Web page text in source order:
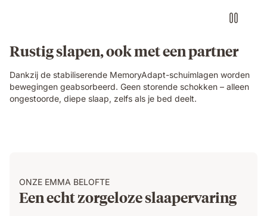
Original
while
their
partner
Rustig slapen, ook met een partner
Dankzij de stabiliserende MemoryAdapt-schuimlagen worden
bewegingen geabsorbeerd. Geen storende schokken – alleen
ongestoorde, diepe slaap, zelfs als je bed deelt.
ONZE EMMA BELOFTE
Een echt zorgeloze slaapervaring